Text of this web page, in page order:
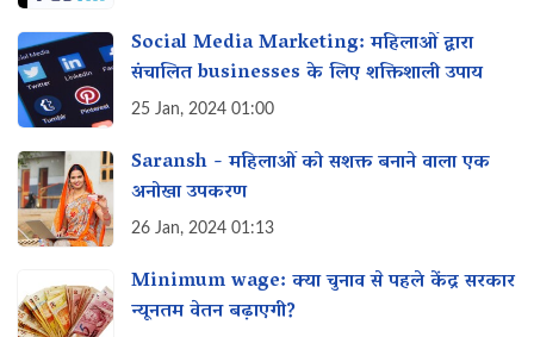
Social Media Marketing: महिलाओं द्वारा
संचालित businesses के लिए शक्तिशाली उपाय‌
25 Jan, 2024 01:00
Saransh - महिलाओं को सशक्त बनाने वाला एक
अनोखा उपकरण
26 Jan, 2024 01:13
Minimum wage: क्या चुनाव से पहले केंद्र सरकार
न्यूनतम वेतन‌ बढ़ाएगी?